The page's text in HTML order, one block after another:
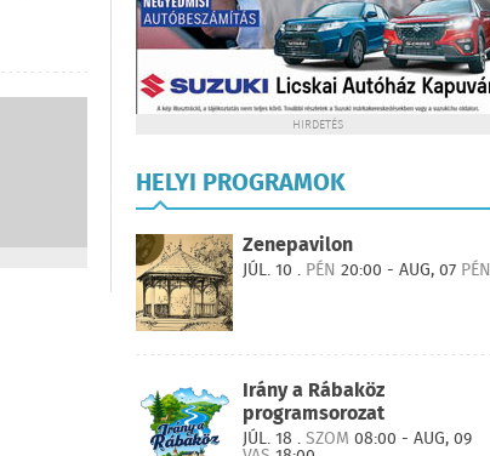
HIRDETÉS
HELYI PROGRAMOK
Zenepavilon
JÚL. 10 . PÉN 20:00 - AUG, 07 PÉN
Irány a Rábaköz
programsorozat
JÚL. 18 .SZOM 08:00 - AUG, 09